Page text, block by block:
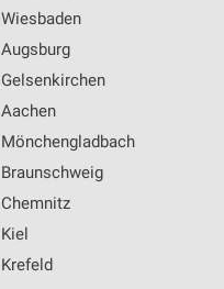
Wiesbaden
Augsburg
Gelsenkirchen
Aachen
Mönchengladbach
Braunschweig
Chemnitz
Kiel
Krefeld